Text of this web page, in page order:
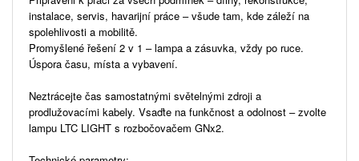
instalace, servis, havarijní práce – všude tam, kde záleží na
spolehlivosti a mobilitě.
Promyšlené řešení 2 v 1 – lampa a zásuvka, vždy po ruce.
Úspora času, místa a vybavení.
Neztrácejte čas samostatnými světelnými zdroji a
prodlužovacími kabely. Vsaďte na funkčnost a odolnost – zvolte
lampu LTC LIGHT s rozbočovačem GNx2.